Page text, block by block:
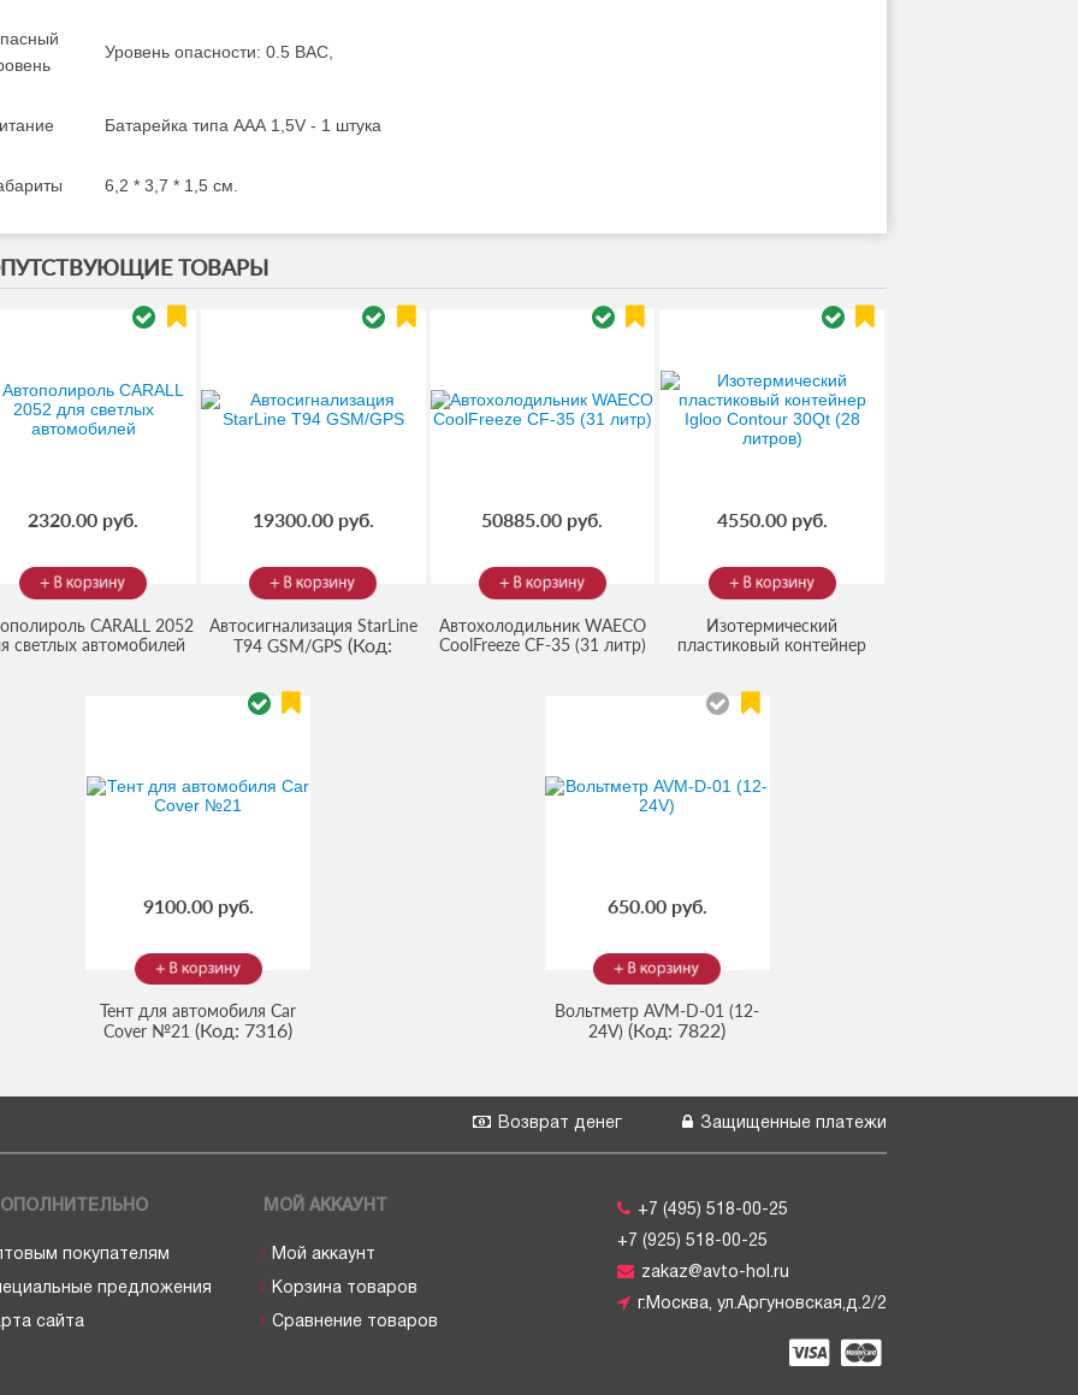
Уровень опасности: 0.5 BAC,
Батарейка типа ААА 1,5V - 1 штука
6,2 * 3,7 * 1,5 см.
ТОВАРЫ
2320.00 руб.
CARALL 2052
светлых автомобилей
19300.00 руб.
Автосигнализация StarLine
T94 GSM/GPS(Код:
50885.00 руб.
Автохолодильник WAECO
CoolFreeze CF-35 (31 литр)
4550.00 руб.
Изотермический
пластиковый контейнер
9100.00 руб.
Тент для автомобиля Car
Cover №21(Код: 7316)
650.00 руб.
Вольтметр AVM-D-01 (12-
24V)(Код: 7822)
Защищенные платежи
Возврат денег
покупателям
предложения
сайта
МОЙ АККАУНТ
Мой аккаунт
Корзина товаров
Сравнение товаров
+7 (495) 518-00-25
+7 (925) 518-00-25
zakaz@avto-hol.ru
г.Москва, ул.Аргуновская,д.2/2